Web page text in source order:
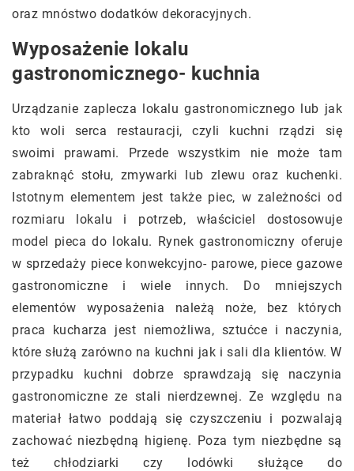
oraz mnóstwo dodatków dekoracyjnych.
Wyposażenie lokalu
gastronomicznego- kuchnia
Urządzanie zaplecza lokalu gastronomicznego lub jak
kto woli serca restauracji, czyli kuchni rządzi się
swoimi prawami. Przede wszystkim nie może tam
zabraknąć stołu, zmywarki lub zlewu oraz kuchenki.
Istotnym elementem jest także piec, w zależności od
rozmiaru lokalu i potrzeb, właściciel dostosowuje
model pieca do lokalu. Rynek gastronomiczny oferuje
w sprzedaży piece konwekcyjno- parowe, piece gazowe
gastronomiczne i wiele innych. Do mniejszych
elementów wyposażenia należą noże, bez których
praca kucharza jest niemożliwa, sztućce i naczynia,
które służą zarówno na kuchni jak i sali dla klientów. W
przypadku kuchni dobrze sprawdzają się naczynia
gastronomiczne ze stali nierdzewnej. Ze względu na
materiał łatwo poddają się czyszczeniu i pozwalają
zachować niezbędną higienę. Poza tym niezbędne są
też chłodziarki czy lodówki służące do